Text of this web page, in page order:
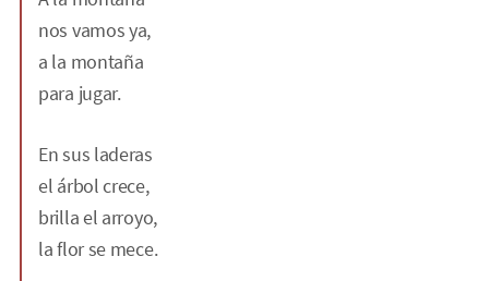
nos vamos ya,
a la montaña
para jugar.
En sus laderas
el árbol crece,
brilla el arroyo,
la flor se mece.